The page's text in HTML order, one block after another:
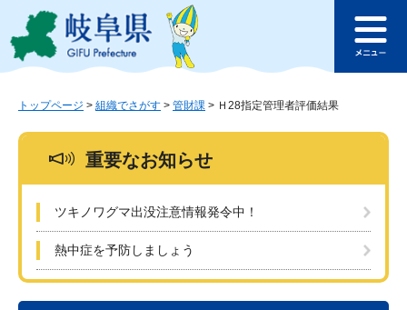
ジ
ュ
このページの本文へ
ュ
トップページ > 組織でさがす > 管財課 > Ｈ28指定管理者評価結果
重要なお知らせ
ツキノワグマ出没注意情報発令中！
熱中症を予防しましょう